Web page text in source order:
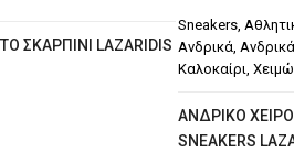
ΣΚΑΡΠΊΝΙ LAZARIDIS
Sneakers,
Ανδρικά,
Καλοκαίρι,
AΝΔΡΙΚΌ
SNEAKERS